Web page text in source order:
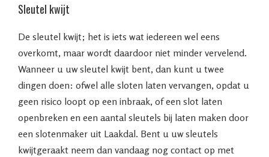
Sleutel kwijt
De sleutel kwijt; het is iets wat iedereen wel eens
overkomt, maar wordt daardoor niet minder vervelend.
Wanneer u uw sleutel kwijt bent, dan kunt u twee
dingen doen: ofwel alle sloten laten vervangen, opdat u
geen risico loopt op een inbraak, of een slot laten
openbreken en een aantal sleutels bij laten maken door
een slotenmaker uit Laakdal. Bent u uw sleutels
kwijtgeraakt neem dan vandaag nog contact op met